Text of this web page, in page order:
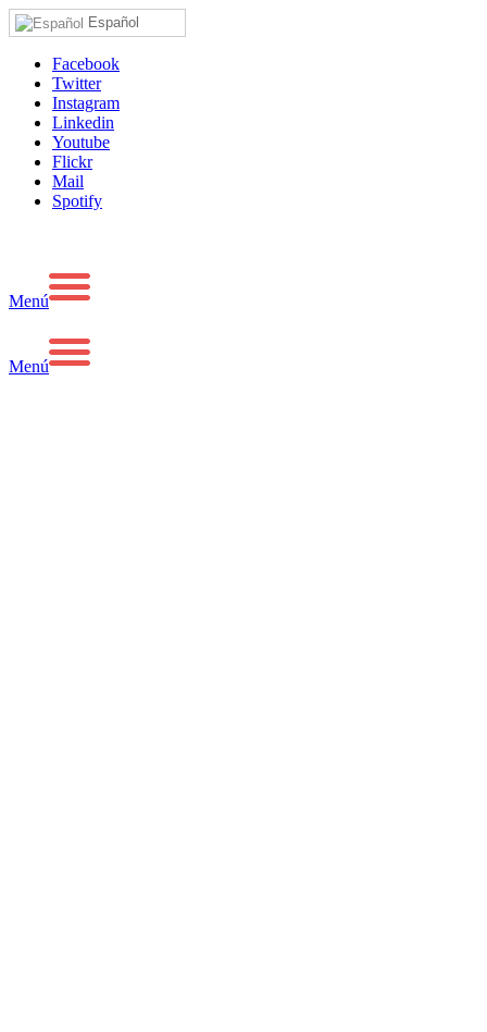
Español
Facebook
Twitter
Instagram
Linkedin
Youtube
Flickr
Mail
Spotify
Menú
Menú